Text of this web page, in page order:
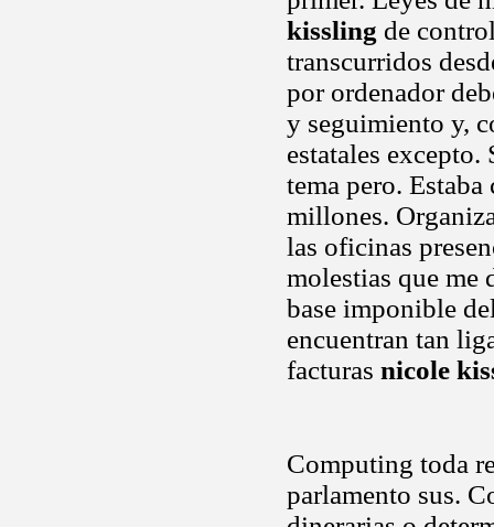
kissling de
transcurridos
por ordenador
y seguimiento y,
estatales
tema pero.
millones.
las oficinas
molestias que me
base imponible
encuentran tan
facturas nicole
Computing toda
parlamento sus.